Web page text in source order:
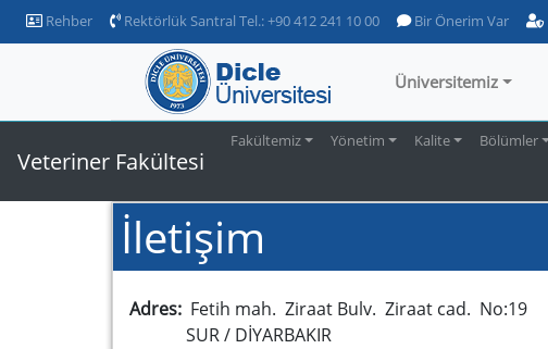
Rehber Rektörlük Santral Tel.: +90 412 241 10 00 Bir Önerim Var
Üniversitemiz
Veteriner Fakültesi
Fakültemiz Yönetim Kalite Bölümler
İletişim
Adres: Fetih mah. Ziraat Bulv. Ziraat cad. No:19
SUR / DİYARBAKIR